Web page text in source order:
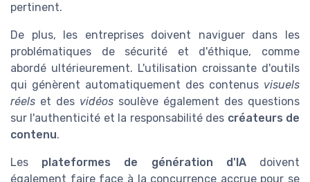
pertinent.
De plus, les entreprises doivent naviguer dans les
problématiques de sécurité et d'éthique, comme
abordé ultérieurement. L'utilisation croissante d'outils
qui génèrent automatiquement des contenus visuels
réels et des vidéos soulève également des questions
sur l'authenticité et la responsabilité des créateurs de
contenu.
Les plateformes de génération d'IAdoivent
également faire face à la concurrence accrue pour se